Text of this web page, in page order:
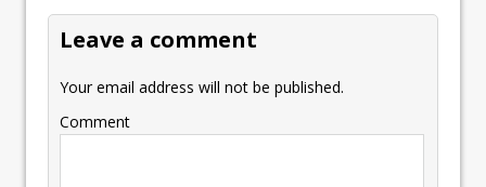
Leave a comment
Your email address will not be published.
Comment